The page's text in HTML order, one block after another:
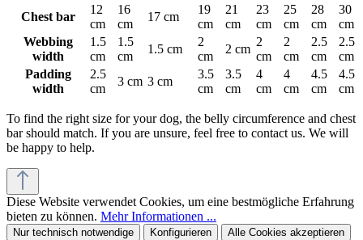
Chest bar
12
cm
16
cm
17 cm
19
cm
21
cm
23
cm
25
cm
28
cm
30
cm
Webbing
width
1.5
cm
1.5
cm
1.5 cm
2
cm
2 cm
2
cm
2
cm
2.5
cm
2.5
cm
Padding
width
2.5
cm
3 cm 3 cm
3.5
cm
3.5
cm
4
cm
4
cm
4.5
cm
4.5
cm
To find the right size for your dog, the belly circumference and chest
bar should match. If you are unsure, feel free to contact us. We will
be happy to help.
Diese Website verwendet Cookies, um eine bestmögliche Erfahrung
bieten zu können. Mehr Informationen ...
Nur technisch notwendige Konfigurieren Alle Cookies akzeptieren